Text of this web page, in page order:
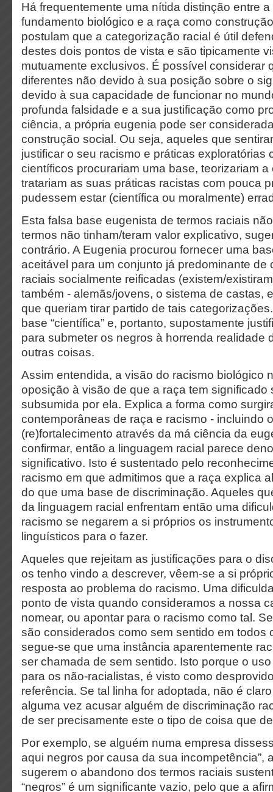
Há frequentemente uma nítida distinção entre
fundamento biológico e a raça como
postulam que a categorização racial é útil
destes dois pontos de vista e são tipicamente
mutuamente exclusivos. É possível considerar
diferentes não devido à sua posição sobre o
devido à sua capacidade de funcionar no
profunda falsidade e a sua justificação como
ciência, a própria eugenia pode ser
construção social. Ou seja, aqueles que
justificar o seu racismo e práticas exploratórias
científicos procurariam uma base, teorizariam
tratariam as suas práticas racistas com pouca
pudessem estar (científica ou moralmente)
Esta falsa base eugenista de termos raciais
termos não tinham/teram valor explicativo,
contrário. A Eugenia procurou fornecer uma
aceitável para um conjunto já predominante de
raciais socialmente reificadas (existem/
também - alemãs/jovens, o sistema de castas,
que queriam tirar partido de tais
base “científica” e, portanto, supostamente
para submeter os negros à horrenda realidade
outras coisas.
Assim entendida, a visão do racismo biológico
oposição à visão de que a raça tem significado
subsumida por ela. Explica a forma como
contemporâneas de raça e racismo - incluindo
(re)fortalecimento através da má ciência da
confirmar, então a linguagem racial parece
significativo. Isto é sustentado pelo
racismo em que admitimos que a raça explica
do que uma base de discriminação. Aqueles
da linguagem racial enfrentam então uma
racismo se negarem a si próprios os
linguísticos para o fazer.
Aqueles que rejeitam as justificações para o
os tenho vindo a descrever, vêem-se a si
resposta ao problema do racismo. Uma
ponto de vista quando consideramos a nossa
nomear, ou apontar para o racismo como tal.
são considerados como sem sentido em todos
segue-se que uma instância aparentemente
ser chamada de sem sentido. Isto porque o
para os não-racialistas, é visto como
referência. Se tal linha for adoptada, não é
alguma vez acusar alguém de discriminação
de ser precisamente este o tipo de coisa que
Por exemplo, se alguém numa empresa
aqui negros por causa da sua incompetência”,
sugerem o abandono dos termos raciais
“negros” é um significante vazio, pelo que a